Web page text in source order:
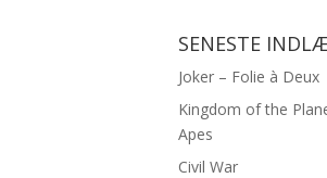
SENESTE
Joker – Folie à Deux
Kingdom of the
Apes
Civil War